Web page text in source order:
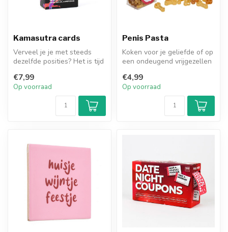
Kamasutra cards
Verveel je je met steeds
dezelfde posities? Het is tijd
€7,99
Op voorraad
Penis Pasta
Koken voor je geliefde of op
een ondeugend vrijgezellen
€4,99
Op voorraad